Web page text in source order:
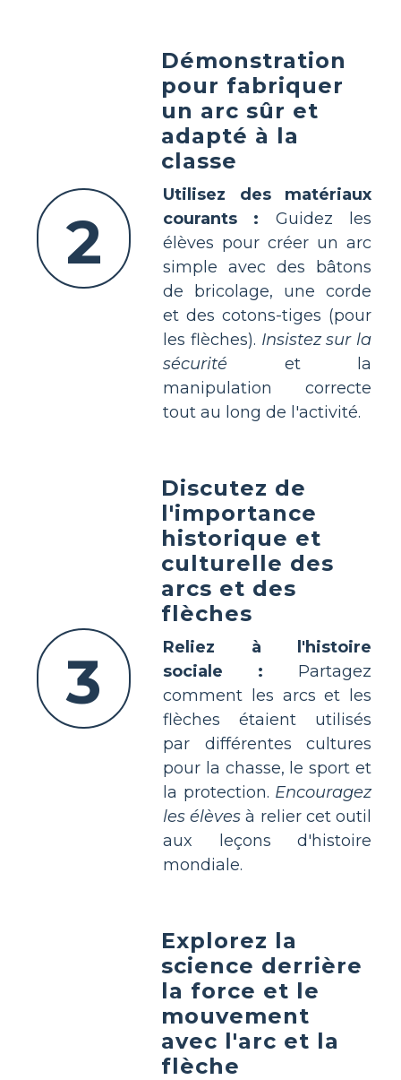
2
Démonstration
pour fabriquer
un arc sûr et
adapté à la
classe
Utilisez des matériaux
courants : Guidez les
élèves pour créer un arc
simple avec des bâtons
de bricolage, une corde
et des cotons-tiges (pour
les flèches). Insistez sur la
sécurité et la
manipulation correcte
tout au long de l'activité.
3
Discutez de
l'importance
historique et
culturelle des
arcs et des
flèches
Reliez à l'histoire
sociale : Partagez
comment les arcs et les
flèches étaient utilisés
par différentes cultures
pour la chasse, le sport et
la protection. Encouragez
les élèves à relier cet outil
aux leçons d'histoire
mondiale.
Explorez la
science derrière
la force et le
mouvement
avec l'arc et la
flèche